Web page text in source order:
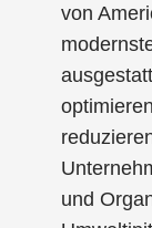
von
und